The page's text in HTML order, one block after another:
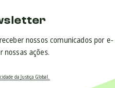
nossos comunicados por e-
nossas ações.
da Justiça Global.